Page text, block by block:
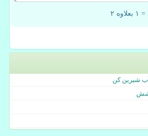
= ۱ بعلاوه ۲
شیرین کن